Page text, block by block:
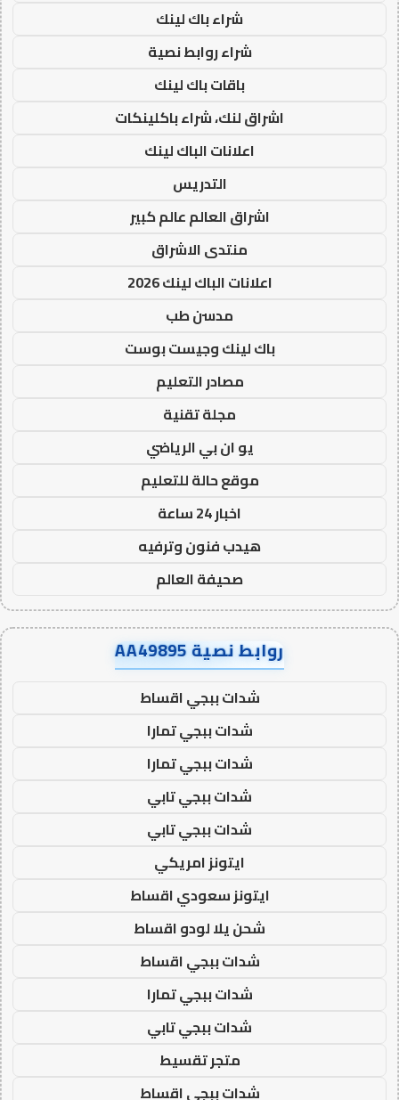
شراء باك لينك
شراء روابط نصية
باقات باك لينك
اشراق لنك، شراء باكلينكات
اعلانات الباك لينك
التدريس
اشراق العالم عالم كبير
منتدى الاشراق
اعلانات الباك لينك 2026
مدسن طب
باك لينك وجيست بوست
مصادر التعليم
مجلة تقنية
يو ان بي الرياضي
موقع حالة للتعليم
اخبار 24 ساعة
هيدب فنون وترفيه
صحيفة العالم
روابط نصية AA49895
شدات ببجي اقساط
شدات ببجي تمارا
شدات ببجي تمارا
شدات ببجي تابي
شدات ببجي تابي
ايتونز امريكي
ايتونز سعودي اقساط
شحن يلا لودو اقساط
شدات ببجي اقساط
شدات ببجي تمارا
شدات ببجي تابي
متجر تقسيط
شدات ببجي اقساط